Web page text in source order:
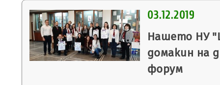
03.12.2019
Нашето НУ
домакин на
форум